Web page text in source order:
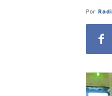
Por